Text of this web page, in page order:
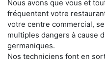
Nous avons que vous et
fréquentent votre
votre centre commercial,
multiples dangers à cause
germaniques.
Nos techniciens font en